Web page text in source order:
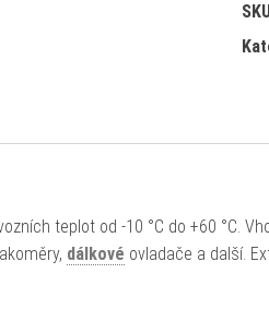
teplot od -10 °C do +60 °C.
dálkové ovladače a další.